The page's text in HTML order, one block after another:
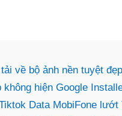
về bộ ảnh nền tuyệt
không hiện Google
Data MobiFone lướt